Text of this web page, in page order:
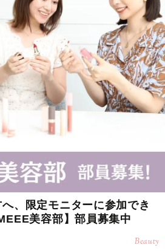
、限定モニターに参加でき
美容部】部員募集中
Beauty